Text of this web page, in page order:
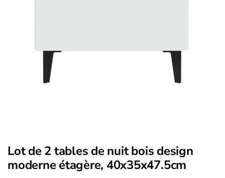
Lot de 2 tables de nuit bois design
moderne étagère, 40x35x47.5cm